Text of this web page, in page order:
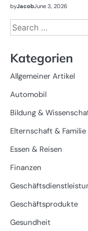
byJacobJune 3, 2026
Search
for:
Kategorien
Allgemeiner Artikel
Automobil
Bildung &
Elternschaft & Familie
Essen & Reisen
Finanzen
Geschäftsprodukte
Gesundheit